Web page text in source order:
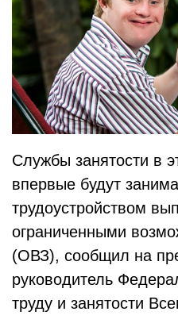
Службы занятости в
впервые будут
трудоустройством
ограниченными
(ОВЗ), сообщил на
руководитель
труду и занятости